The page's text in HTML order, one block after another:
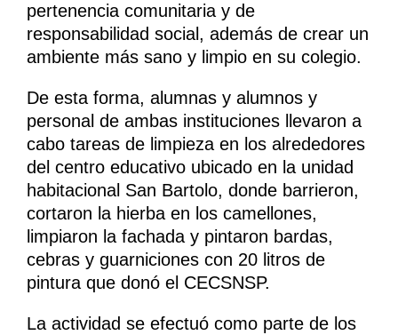
pertenencia comunitaria y de
responsabilidad social, además de crear un
ambiente más sano y limpio en su colegio.
De esta forma, alumnas y alumnos y
personal de ambas instituciones llevaron a
cabo tareas de limpieza en los alrededores
del centro educativo ubicado en la unidad
habitacional San Bartolo, donde barrieron,
cortaron la hierba en los camellones,
limpiaron la fachada y pintaron bardas,
cebras y guarniciones con 20 litros de
pintura que donó el CECSNSP.
La actividad se efectuó como parte de los